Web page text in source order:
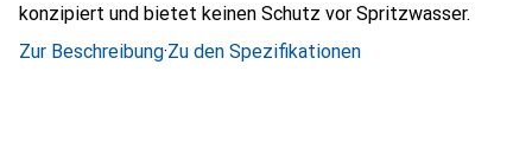
konzipiert und bietet keinen Schutz vor Spritzwasser.
Zur Beschreibung·Zu den Spezifikationen